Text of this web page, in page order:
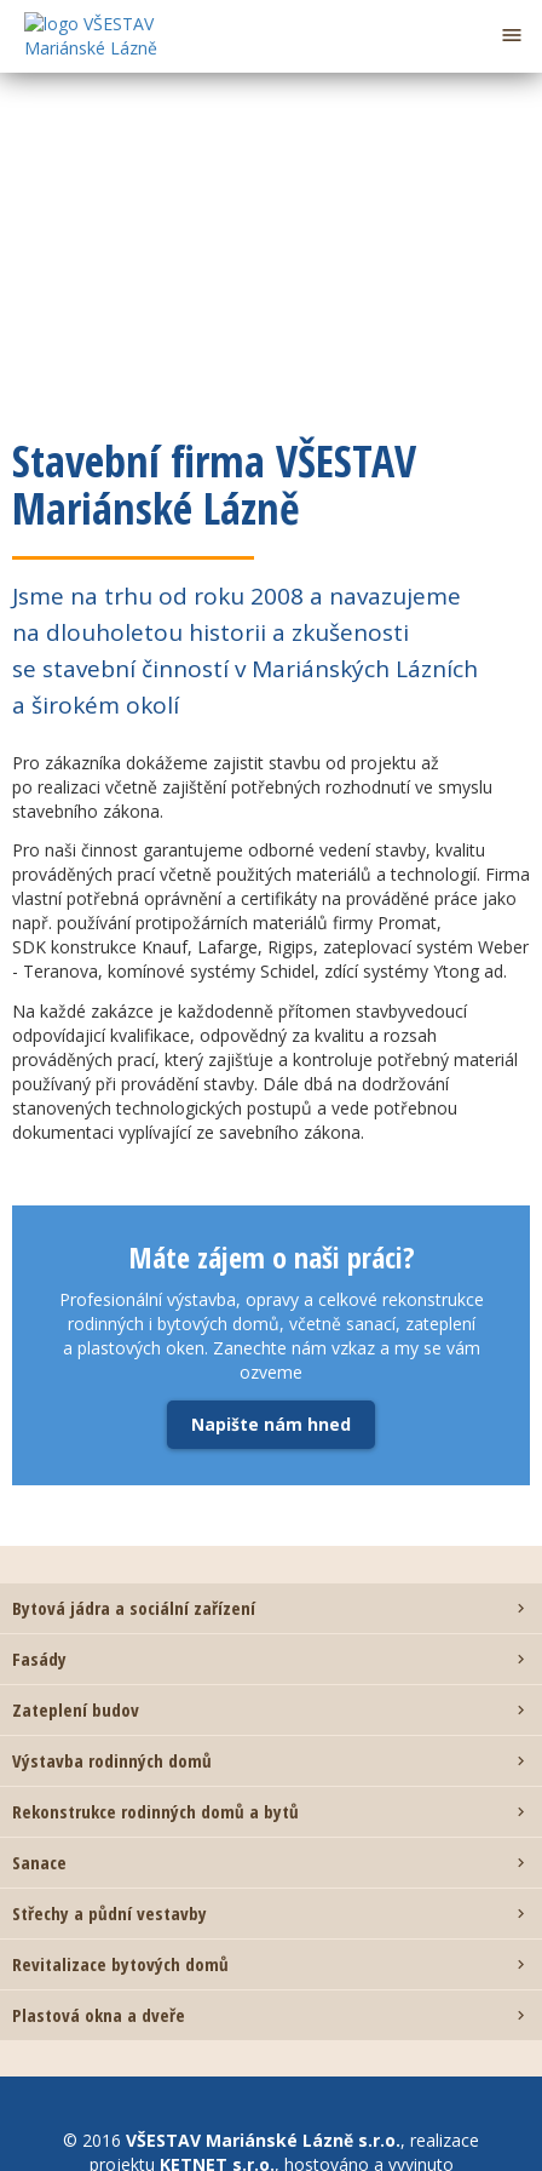

Stavební firma VŠESTAV
Mariánské Lázně
Jsme na trhu od roku 2008 a navazujeme
na dlouholetou historii a zkušenosti
se stavební činností v Mariánských Lázních
a širokém okolí
Pro zákazníka dokážeme zajistit stavbu od projektu až
po realizaci včetně zajištění potřebných rozhodnutí ve smyslu
stavebního zákona.
Pro naši činnost garantujeme odborné vedení stavby, kvalitu
prováděných prací včetně použitých materiálů a technologií. Firma
vlastní potřebná oprávnění a certifikáty na prováděné práce jako
např. používání protipožárních materiálů firmy Promat,
SDK konstrukce Knauf, Lafarge, Rigips, zateplovací systém Weber
- Teranova, komínové systémy Schidel, zdící systémy Ytong ad.
Na každé zakázce je každodenně přítomen stavbyvedoucí
odpovídajicí kvalifikace, odpovědný za kvalitu a rozsah
prováděných prací, který zajišťuje a kontroluje potřebný materiál
používaný při provádění stavby. Dále dbá na dodržování
stanovených technologických postupů a vede potřebnou
dokumentaci vyplívající ze savebního zákona.
Máte zájem o naši práci?
Profesionální výstavba, opravy a celkové rekonstrukce
rodinných i bytových domů, včetně sanací, zateplení
a plastových oken. Zanechte nám vzkaz a my se vám
ozveme
Napište nám hned
Bytová jádra a sociální zařízení 
Fasády 
Zateplení budov 
Výstavba rodinných domů 
Rekonstrukce rodinných domů a bytů 
Sanace 
Střechy a půdní vestavby 
Revitalizace bytových domů 
Plastová okna a dveře 
© 2016 VŠESTAV Mariánské Lázně s.r.o., realizace
projektu KETNET s.r.o., hostováno a vyvinuto